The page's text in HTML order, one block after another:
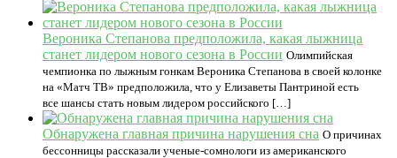
Вероника Степанова предположила, какая лыжница
станет лидером нового сезона в России Олимпийская
чемпионка по лыжным гонкам Вероника Степанова в своей колонке
на «Матч ТВ» предположила, что у Елизаветы Пантриной есть
все шансы стать новым лидером российского […]
Обнаружена главная причина нарушения сна О причинах
бессонницы рассказали ученые-сомнологи из американского